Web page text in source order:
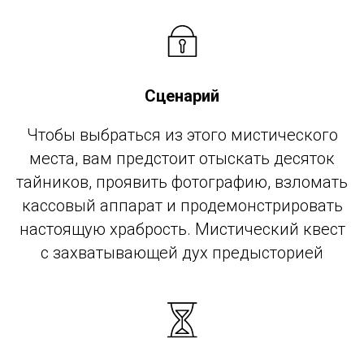
Сценарий
Чтобы выбраться из этого мистического
места, вам предстоит отыскать десяток
тайников, проявить фотографию, взломать
кассовый аппарат и продемонстрировать
настоящую храбрость. Мистический квест
с захватывающей дух предысторией